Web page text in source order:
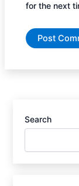
for the next
Search